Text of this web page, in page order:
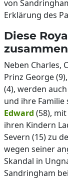
von
Erklärung des
Diese
zusammen
Neben Charles,
Prinz George
(4), werden
und ihre Familie
Edward (58),
ihren Kindern
Severn (15) zu
wegen seiner
Skandal in
Sandringham